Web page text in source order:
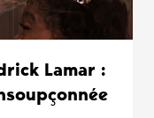
Lamar :